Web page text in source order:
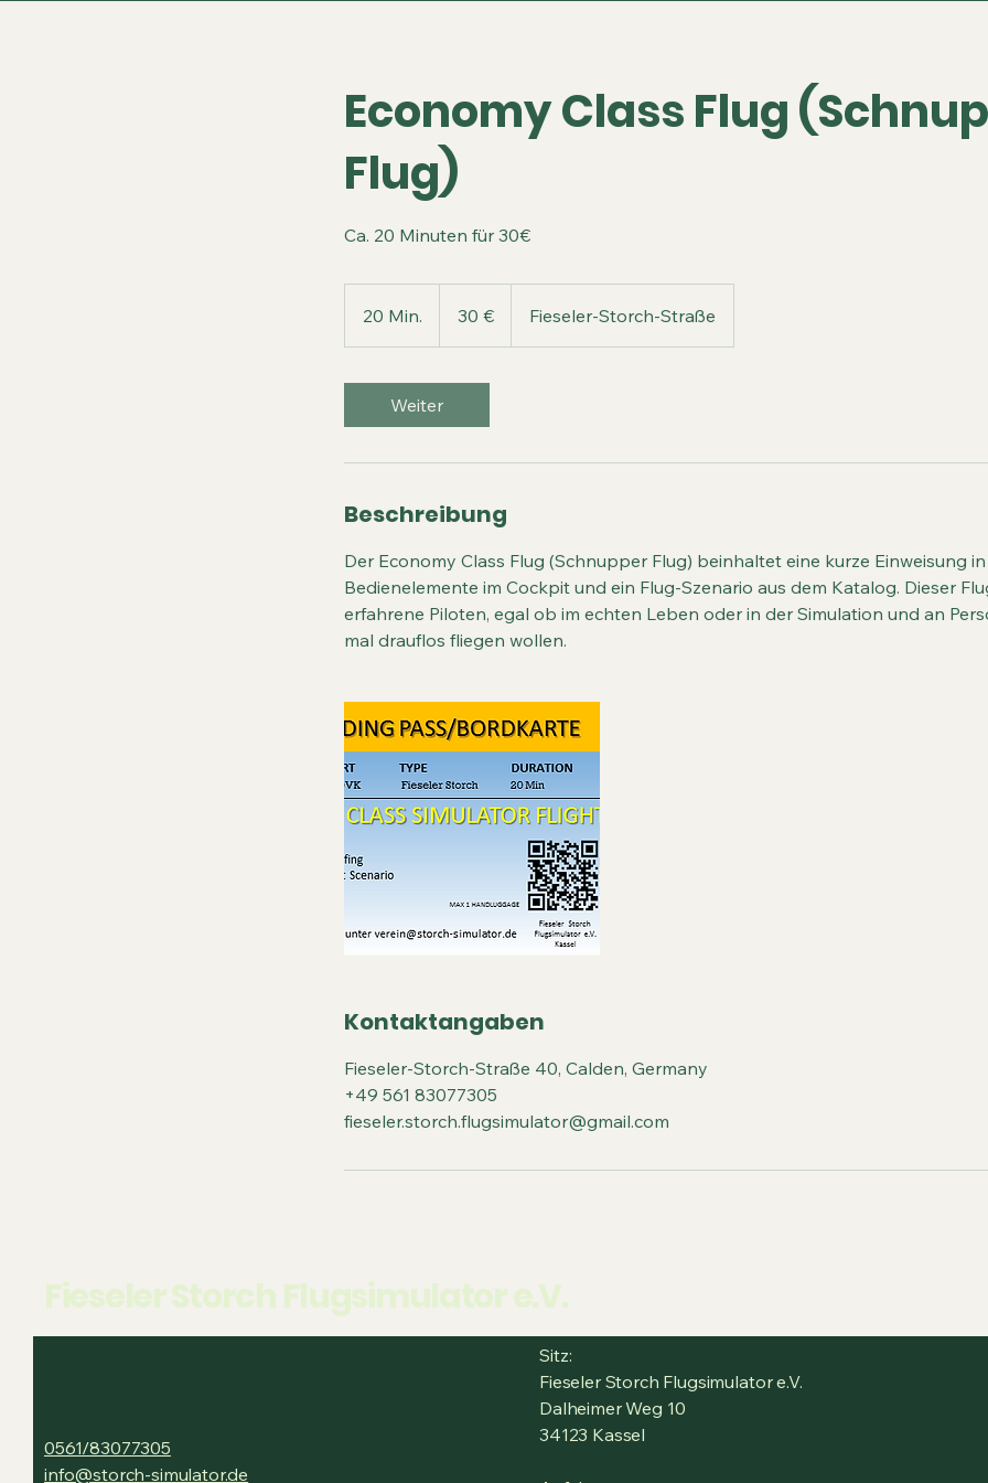
Economy Class Flug
Flug)
Ca. 20 Minuten für 30€
20 Min.
0
i
n
30 € Fieseler-Storch-Straße
Weiter
Beschreibung
Der Economy Class Flug (Schnupper Flug) beinhaltet eine kurze Einweisung
Bedienelemente im Cockpit und ein Flug-Szenario aus dem Katalog. Dieser
erfahrene Piloten, egal ob im echten Leben oder in der Simulation und an
mal drauflos fliegen wollen.
Kontaktangaben
Fieseler-Storch-Straße 40, Calden, Germany
+49 561 83077305
fieseler.storch.flugsimulator@gmail.com
Fieseler Storch Flugsimulator e.V.
0561/83077305
info@storch-simulator.de
Sitz:
Fieseler Storch Flugsimulator e.V.
Dalheimer Weg 10
34123 Kassel